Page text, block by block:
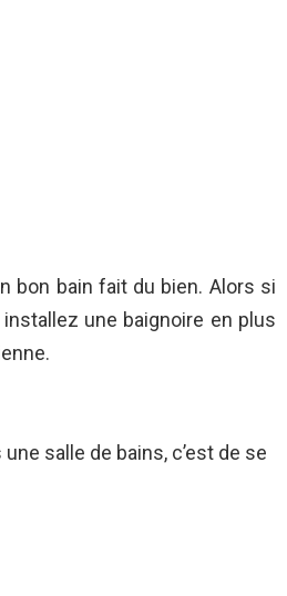
bon bain fait du bien. Alors si
une baignoire en plus
salle de bains, c’est de se